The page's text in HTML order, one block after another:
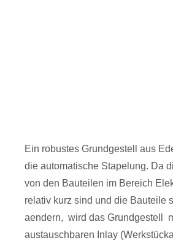
Ein robustes Grundgestell aus
die automatische Stapelung. Da
von den Bauteilen im Bereich
relativ kurz sind und die Bauteile
aendern, wird das Grundgestell
austauschbaren Inlay